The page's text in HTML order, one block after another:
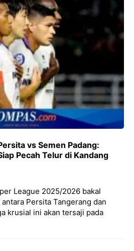
vs Semen Padang:
Pecah Telur di Kandang
League 2025/2026 bakal
Persita Tangerang dan
krusial ini akan tersaji pada